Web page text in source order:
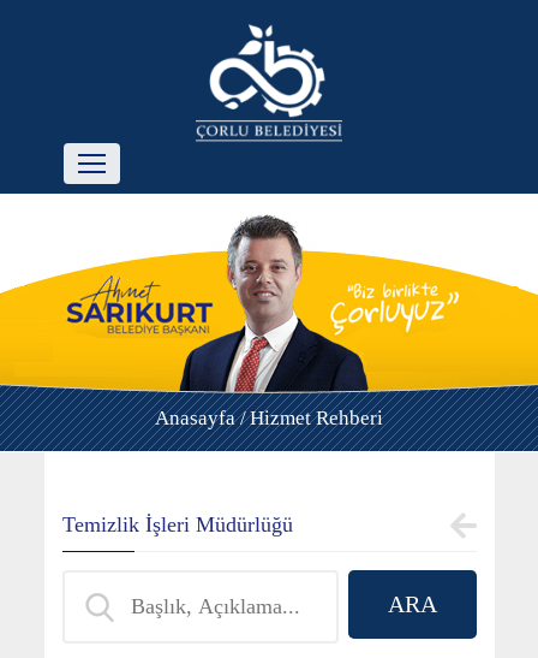
Anasayfa /Hizmet Rehberi
Temizlik İşleri Müdürlüğü